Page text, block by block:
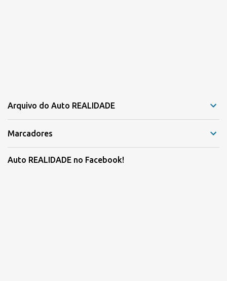
Arquivo do Auto REALIDADE
Marcadores
Auto REALIDADE no Facebook!